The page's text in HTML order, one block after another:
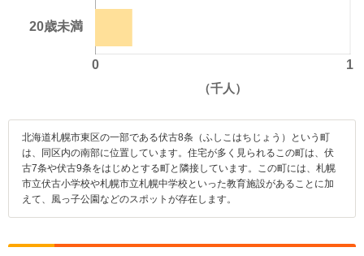
北海道札幌市東区の一部である伏古8条（ふしこはちじょう）という町
は、同区内の南部に位置しています。住宅が多く見られるこの町は、伏
古7条や伏古9条をはじめとする町と隣接しています。この町には、札幌
市立伏古小学校や札幌市立札幌中学校といった教育施設があることに加
えて、風っ子公園などのスポットが存在します。